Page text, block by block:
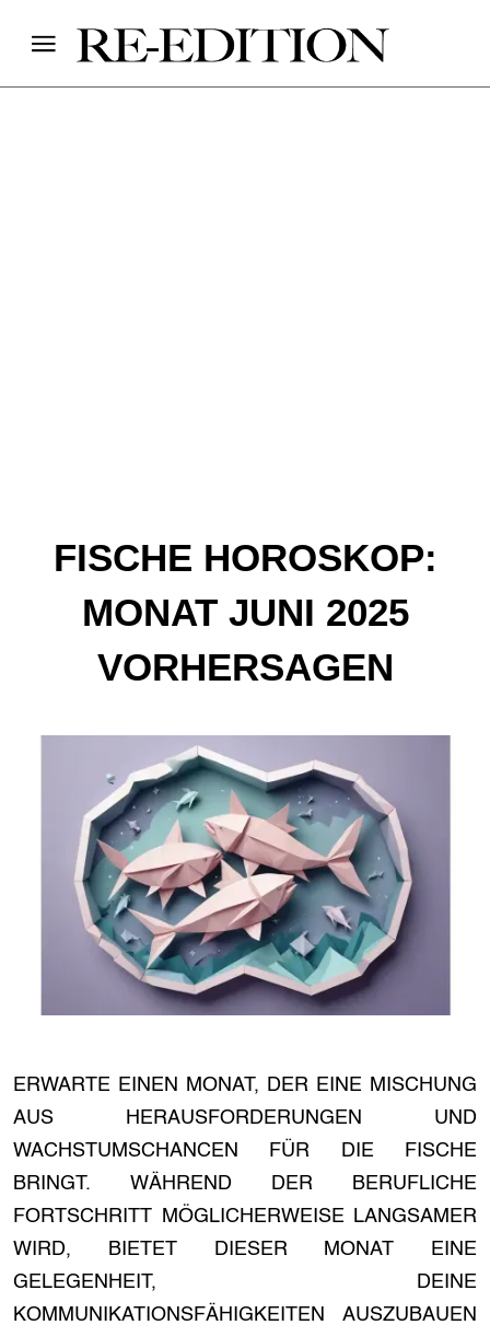
FISCHE HOROSKOP:
MONAT JUNI 2025
VORHERSAGEN
ERWARTE EINEN MONAT, DER EINE MISCHUNG
AUS HERAUSFORDERUNGEN UND
WACHSTUMSCHANCEN FÜR DIE FISCHE
BRINGT. WÄHREND DER BERUFLICHE
FORTSCHRITT MÖGLICHERWEISE LANGSAMER
WIRD, BIETET DIESER MONAT EINE
GELEGENHEIT, DEINE
KOMMUNIKATIONSFÄHIGKEITEN AUSZUBAUEN